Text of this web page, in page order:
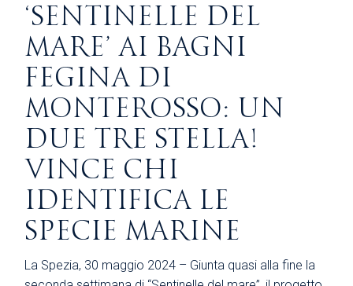
‘SENTINELLE DEL
MARE’ AI BAGNI
FEGINA DI
MONTEROSSO: UN
DUE TRE STELLA!
VINCE CHI
IDENTIFICA LE
SPECIE MARINE
La Spezia, 30 maggio 2024 – Giunta quasi alla fine la